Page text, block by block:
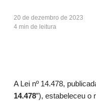
20 de dezembro de 2023
4 min de leitura
A Lei nº 14.478,
14.478”), estabeleceu o